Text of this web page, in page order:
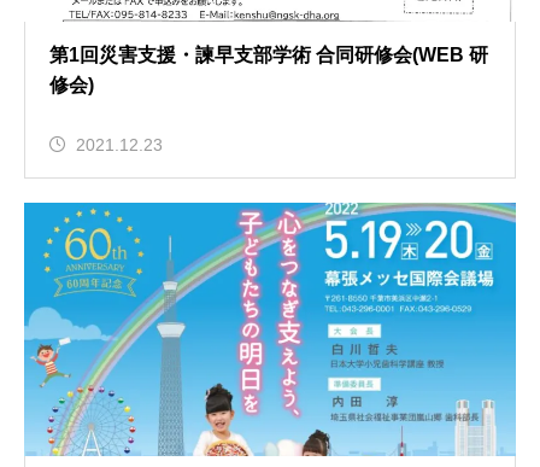
第1回災害支援・諫早支部学術 合同研修会(WEB 研
修会)
2021.12.23